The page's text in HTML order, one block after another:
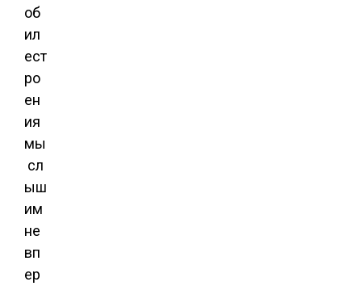
об
ил
ест
ро
ен
ия
мы
сл
ыш
им
не
вп
ер